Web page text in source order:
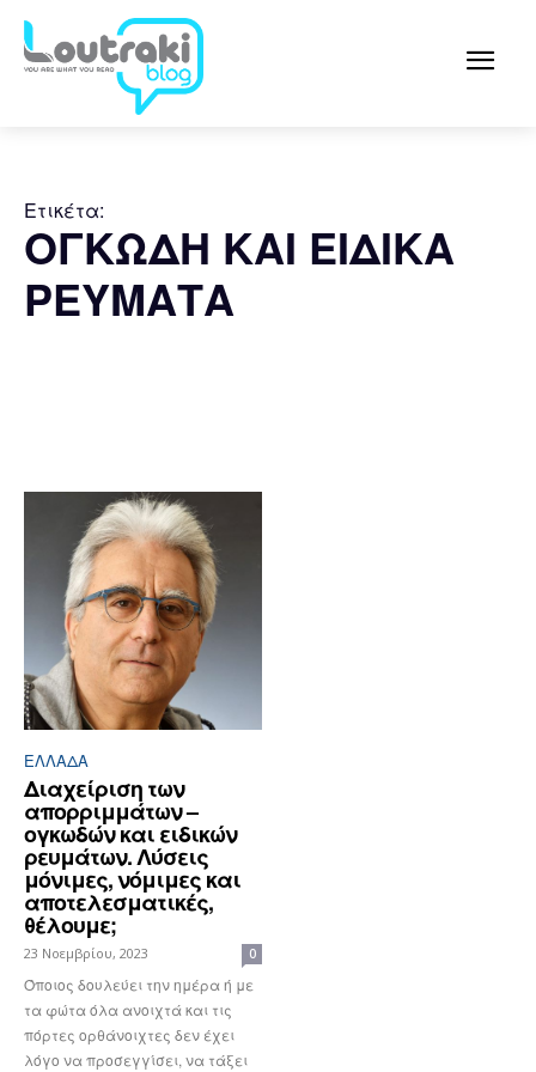
Ετικέτα:
ΟΓΚΩΔΗ ΚΑΙ ΕΙΔΙΚΑ
ΡΕΥΜΑΤΑ
ΕΛΛΆΔΑ
Διαχείριση των
απορριμμάτων –
ογκωδών και ειδικών
ρευμάτων. Λύσεις
μόνιμες, νόμιμες και
αποτελεσματικές,
θέλουμε;
23 Νοεμβρίου, 2023 0
Όποιος δουλεύει την ημέρα ή με
τα φώτα όλα ανοιχτά και τις
πόρτες ορθάνοιχτες δεν έχει
λόγο να προσεγγίσει, να τάξει